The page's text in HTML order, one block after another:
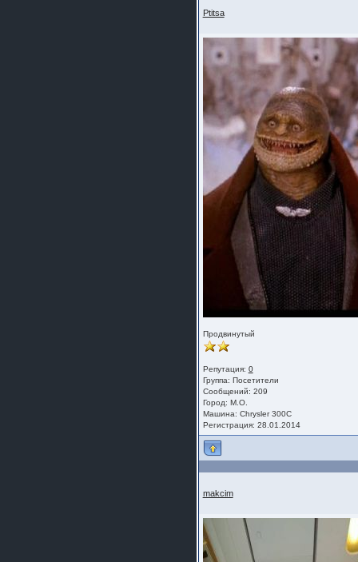
Ptitsa
Продвинутый
Репутация: 0
Группа: Посетители
Сообщений: 209
Город: М.О.
Машина: Chrysler 300C
Регистрация: 28.01.2014
makcim